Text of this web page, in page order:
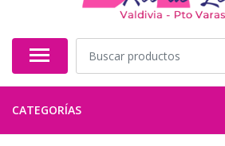
CATEGORÍAS